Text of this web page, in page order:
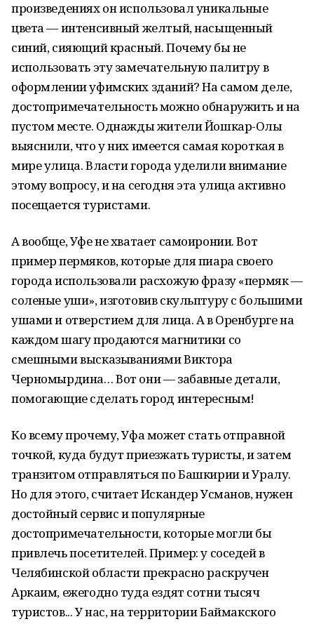
произведениях он использовал уникальные
цвета — интенсивный желтый, насыщенный
синий, сияющий красный. Почему бы не
использовать эту замечательную палитру в
оформлении уфимских зданий? На самом деле,
достопримечательность можно обнаружить и на
пустом месте. Однажды жители Йошкар-Олы
выяснили, что у них имеется самая короткая в
мире улица. Власти города уделили внимание
этому вопросу, и на сегодня эта улица активно
посещается туристами.
А вообще, Уфе не хватает самоиронии. Вот
пример пермяков, которые для пиара своего
города использовали расхожую фразу «пермяк —
соленые уши», изготовив скульптуру с большими
ушами и отверстием для лица. А в Оренбурге на
каждом шагу продаются магнитики со
смешными высказываниями Виктора
Черномырдина… Вот они — забавные детали,
помогающие сделать город интересным!
Ко всему прочему, Уфа может стать отправной
точкой, куда будут приезжать туристы, и затем
транзитом отправляться по Башкирии и Уралу.
Но для этого, считает Искандер Усманов, нужен
достойный сервис и популярные
достопримечательности, которые могли бы
привлечь посетителей. Пример: у соседей в
Челябинской области прекрасно раскручен
Аркаим, ежегодно туда ездят сотни тысяч
туристов... У нас, на территории Баймакского